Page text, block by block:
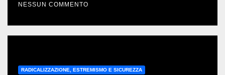
NESSUN COMMENTO
RADICALIZZAZIONE, ESTREMISMO E SICUREZZA